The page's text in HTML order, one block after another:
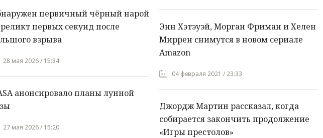
первичный чёрный нарой
первых секунд после
взрыва
28 мая 2026 / 15:34
анонсировало планы лунной
27 мая 2026 / 15:20
Энн Хэтэуэй, Морган Фриман и Хелен
Миррен снимутся в новом сериале
Amazon
04 февраля 2021 / 23:33
Джордж Мартин рассказал, когда
собирается закончить продолжение
«Игры престолов»